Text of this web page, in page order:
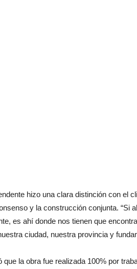
hizo una clara distinción con el
y la construcción conjunta. “Si
es ahí donde nos tienen que
ciudad, nuestra provincia y
que la obra fue realizada 100% por